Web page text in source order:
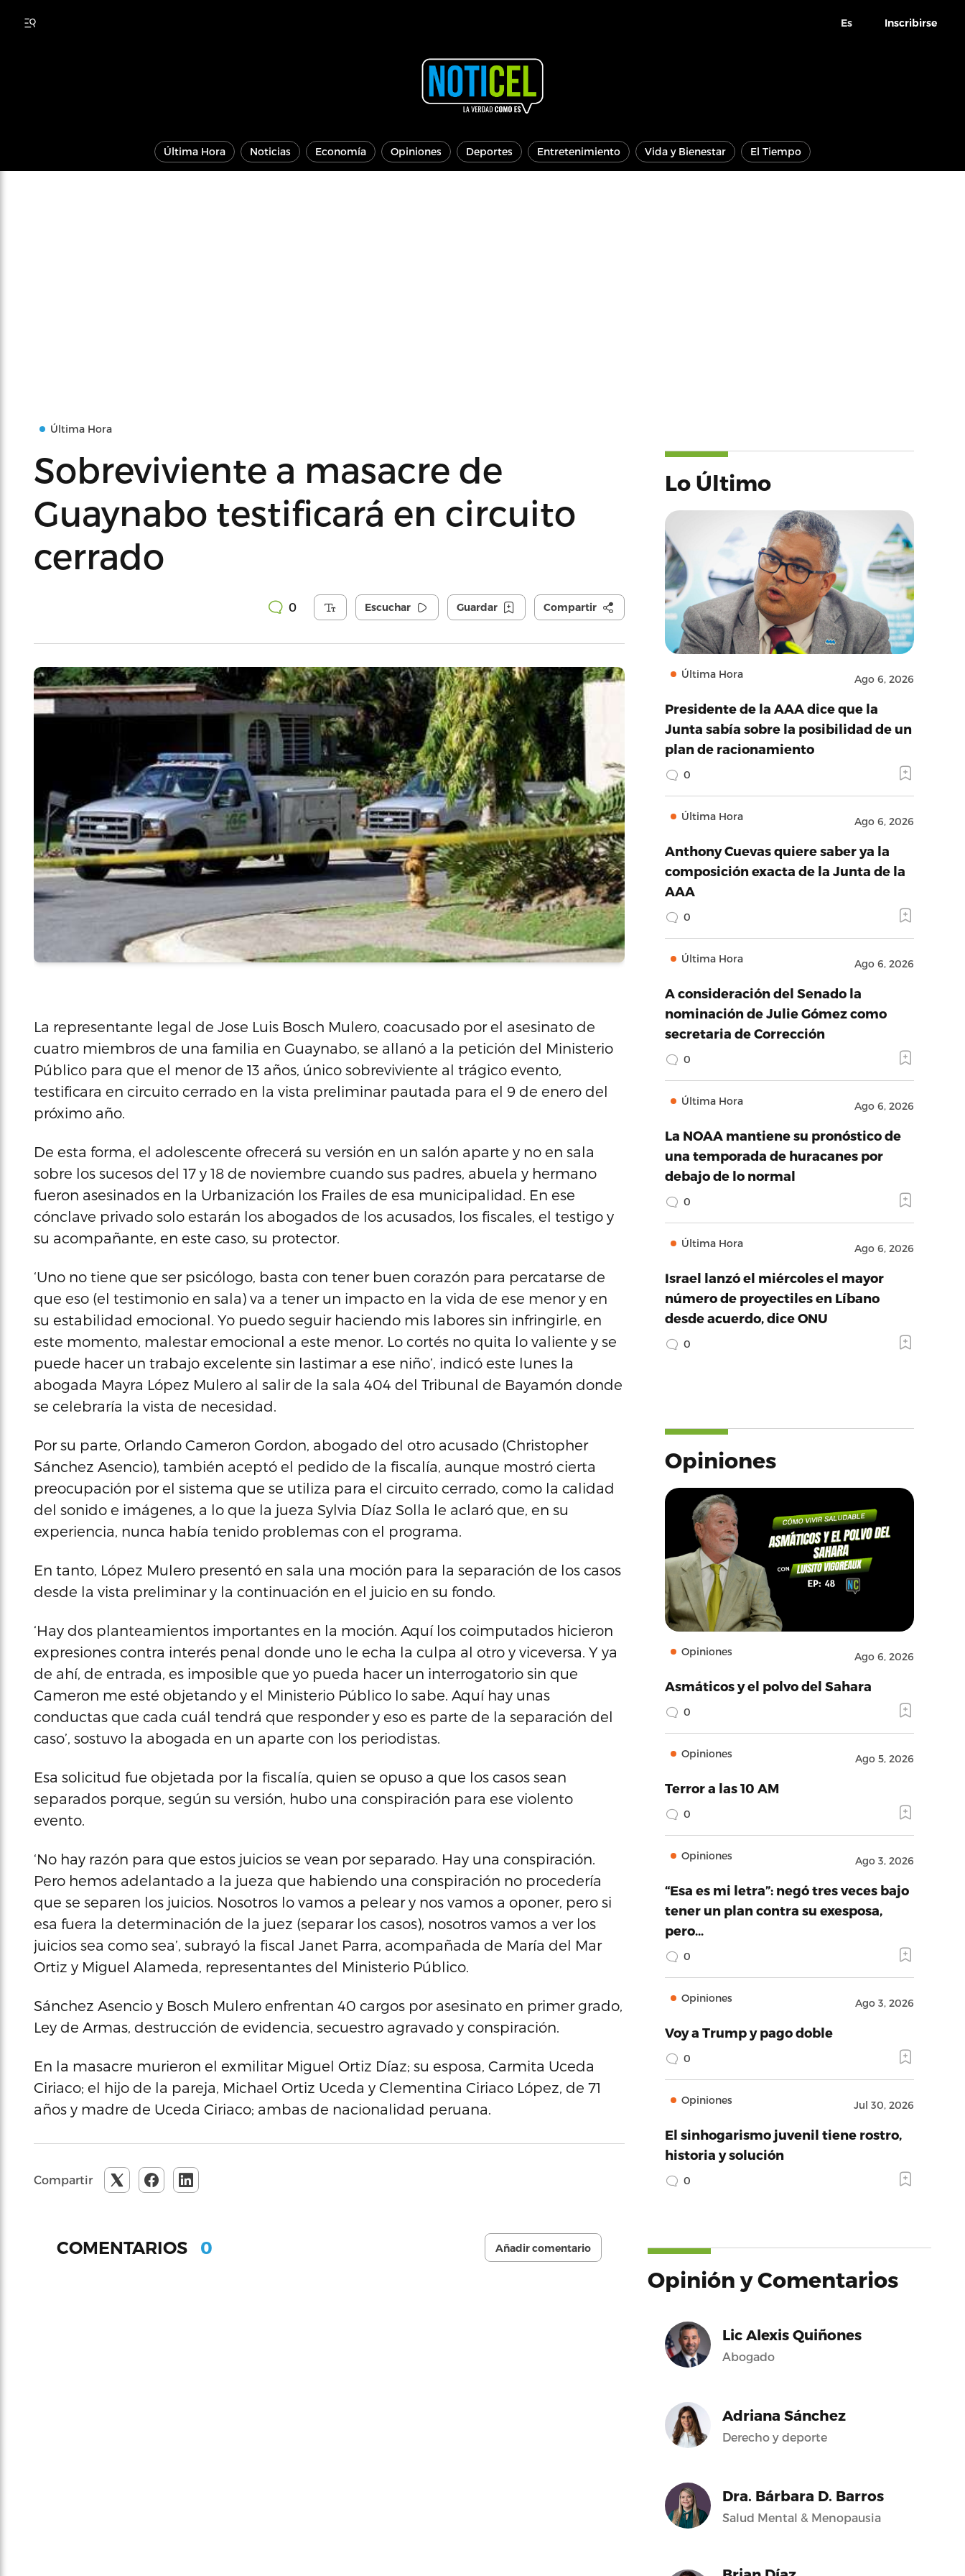
Es Inscribirse
Última Hora Noticias Economía Opiniones Deportes Entretenimiento Vida y Bienestar El Tiempo
Última Hora
Sobreviviente a masacre de
Guaynabo testificará en circuito
cerrado
0 Escuchar Guardar Compartir
La representante legal de Jose Luis Bosch Mulero, coacusado por el asesinato de
cuatro miembros de una familia en Guaynabo, se allanó a la petición del Ministerio
Público para que el menor de 13 años, único sobreviviente al trágico evento,
testificara en circuito cerrado en la vista preliminar pautada para el 9 de enero del
próximo año.
De esta forma, el adolescente ofrecerá su versión en un salón aparte y no en sala
sobre los sucesos del 17 y 18 de noviembre cuando sus padres, abuela y hermano
fueron asesinados en la Urbanización los Frailes de esa municipalidad. En ese
cónclave privado solo estarán los abogados de los acusados, los fiscales, el testigo y
su acompañante, en este caso, su protector.
‘Uno no tiene que ser psicólogo, basta con tener buen corazón para percatarse de
que eso (el testimonio en sala) va a tener un impacto en la vida de ese menor y en
su estabilidad emocional. Yo puedo seguir haciendo mis labores sin infringirle, en
este momento, malestar emocional a este menor. Lo cortés no quita lo valiente y se
puede hacer un trabajo excelente sin lastimar a ese niño’, indicó este lunes la
abogada Mayra López Mulero al salir de la sala 404 del Tribunal de Bayamón donde
se celebraría la vista de necesidad.
Por su parte, Orlando Cameron Gordon, abogado del otro acusado (Christopher
Sánchez Asencio), también aceptó el pedido de la fiscalía, aunque mostró cierta
preocupación por el sistema que se utiliza para el circuito cerrado, como la calidad
del sonido e imágenes, a lo que la jueza Sylvia Díaz Solla le aclaró que, en su
experiencia, nunca había tenido problemas con el programa.
En tanto, López Mulero presentó en sala una moción para la separación de los casos
desde la vista preliminar y la continuación en el juicio en su fondo.
‘Hay dos planteamientos importantes en la moción. Aquí los coimputados hicieron
expresiones contra interés penal donde uno le echa la culpa al otro y viceversa. Y ya
de ahí, de entrada, es imposible que yo pueda hacer un interrogatorio sin que
Cameron me esté objetando y el Ministerio Público lo sabe. Aquí hay unas
conductas que cada cuál tendrá que responder y eso es parte de la separación del
caso’, sostuvo la abogada en un aparte con los periodistas.
Esa solicitud fue objetada por la fiscalía, quien se opuso a que los casos sean
separados porque, según su versión, hubo una conspiración para ese violento
evento.
‘No hay razón para que estos juicios se vean por separado. Hay una conspiración.
Pero hemos adelantado a la jueza que habiendo una conspiración no procedería
que se separen los juicios. Nosotros lo vamos a pelear y nos vamos a oponer, pero si
esa fuera la determinación de la juez (separar los casos), nosotros vamos a ver los
juicios sea como sea’, subrayó la fiscal Janet Parra, acompañada de María del Mar
Ortiz y Miguel Alameda, representantes del Ministerio Público.
Sánchez Asencio y Bosch Mulero enfrentan 40 cargos por asesinato en primer grado,
Ley de Armas, destrucción de evidencia, secuestro agravado y conspiración.
En la masacre murieron el exmilitar Miguel Ortiz Díaz; su esposa, Carmita Uceda
Ciriaco; el hijo de la pareja, Michael Ortiz Uceda y Clementina Ciriaco López, de 71
años y madre de Uceda Ciriaco; ambas de nacionalidad peruana.
Compartir
COMENTARIOS 0 Añadir comentario
Lo Último
Última Hora Ago 6, 2026
Presidente de la AAA dice que la
Junta sabía sobre la posibilidad de un
plan de racionamiento
0
Última Hora Ago 6, 2026
Anthony Cuevas quiere saber ya la
composición exacta de la Junta de la
AAA
0
Última Hora Ago 6, 2026
A consideración del Senado la
nominación de Julie Gómez como
secretaria de Corrección
0
Última Hora Ago 6, 2026
La NOAA mantiene su pronóstico de
una temporada de huracanes por
debajo de lo normal
0
Última Hora Ago 6, 2026
Israel lanzó el miércoles el mayor
número de proyectiles en Líbano
desde acuerdo, dice ONU
0
Opiniones
Opiniones Ago 6, 2026
Asmáticos y el polvo del Sahara
0
Opiniones Ago 5, 2026
Terror a las 10 AM
0
Opiniones Ago 3, 2026
“Esa es mi letra”: negó tres veces bajo
tener un plan contra su exesposa,
pero…
0
Opiniones Ago 3, 2026
Voy a Trump y pago doble
0
Opiniones Jul 30, 2026
El sinhogarismo juvenil tiene rostro,
historia y solución
0
Opinión y Comentarios
Lic Alexis Quiñones
Abogado
Adriana Sánchez
Derecho y deporte
Dra. Bárbara D. Barros
Salud Mental & Menopausia